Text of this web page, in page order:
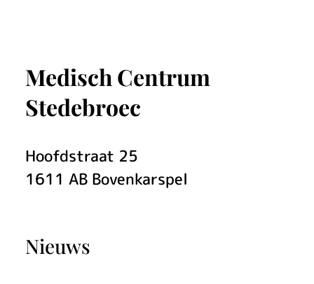
Medisch Centrum
Stedebroec
Hoofdstraat 25
1611 AB Bovenkarspel
Nieuws